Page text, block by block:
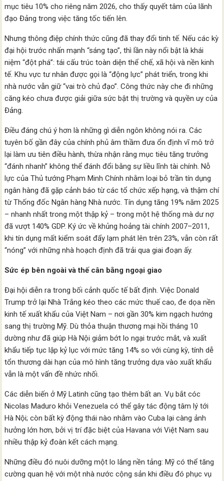
mục tiêu 10% cho riêng năm 2026, cho thấy quyết tâm của lãnh
đạo Đảng trong việc tăng tốc tiến lên.
Nhưng thông điệp chính thức cũng đã thay đổi tinh tế. Nếu các kỳ
đại hội trước nhấn mạnh “sáng tạo”, thì lần này nổi bật là khái
niệm “đột phá”: tái cấu trúc toàn diện thể chế, xã hội và nền kinh
tế. Khu vực tư nhân được gọi là “động lực” phát triển, trong khi
nhà nước vẫn giữ “vai trò chủ đạo”. Công thức này che đi những
căng kéo chưa được giải giữa sức bật thị trường và quyền uy của
Đảng.
Điều đáng chú ý hơn là những gì diễn ngôn không nói ra. Các
tuyên bố gần đây của chính phủ âm thầm đưa ổn định vĩ mô trở
lại làm ưu tiên điều hành, thừa nhận rằng mục tiêu tăng trưởng
“đánh nhanh” không thể đánh đổi bằng sự liều lĩnh tài chính. Nỗ
lực của Thủ tướng Phạm Minh Chính nhằm loại bỏ trần tín dụng
ngân hàng đã gặp cảnh báo từ các tổ chức xếp hạng, và thậm chí
từ Thống đốc Ngân hàng Nhà nước. Tín dụng tăng 19% năm 2025
– nhanh nhất trong một thập kỷ – trong một hệ thống mà dư nợ
đã vượt 140% GDP. Ký ức về khủng hoảng tài chính 2007–2011,
khi tín dụng mất kiểm soát đẩy lạm phát lên trên 23%, vẫn còn rất
“nóng” với những nhà hoạch định đã trải qua giai đoạn ấy.
Sức ép bên ngoài và thế cân bằng ngoại giao
Đại hội diễn ra trong bối cảnh quốc tế bất định. Việc Donald
Trump trở lại Nhà Trắng kéo theo các mức thuế cao, đe dọa nền
kinh tế xuất khẩu của Việt Nam – nơi gần 30% kim ngạch hướng
sang thị trường Mỹ. Dù thỏa thuận thương mại hồi tháng 10
dường như đã giúp Hà Nội giảm bớt lo ngại trước mắt, và xuất
khẩu tiếp tục lập kỷ lục với mức tăng 14% so với cùng kỳ, tính dễ
tổn thương dài hạn của mô hình tăng trưởng dựa vào xuất khẩu
vẫn là một vấn đề nhức nhối.
Các diễn biến ở Mỹ Latinh cũng tạo thêm bất an. Vụ bắt cóc
Nicolas Maduro khỏi Venezuela có thể gây tác động tâm lý tới
Hà Nội; còn bất kỳ động thái nào nhằm vào Cuba lại càng ảnh
hưởng lớn hơn, bởi vị trí đặc biệt của Havana với Việt Nam sau
nhiều thập kỷ đoàn kết cách mạng.
Những điều đó nuôi dưỡng một lo lắng nền tảng: Mỹ có thể tăng
cường quan hệ với một nhà nước cộng sản khi điều đó phục vụ